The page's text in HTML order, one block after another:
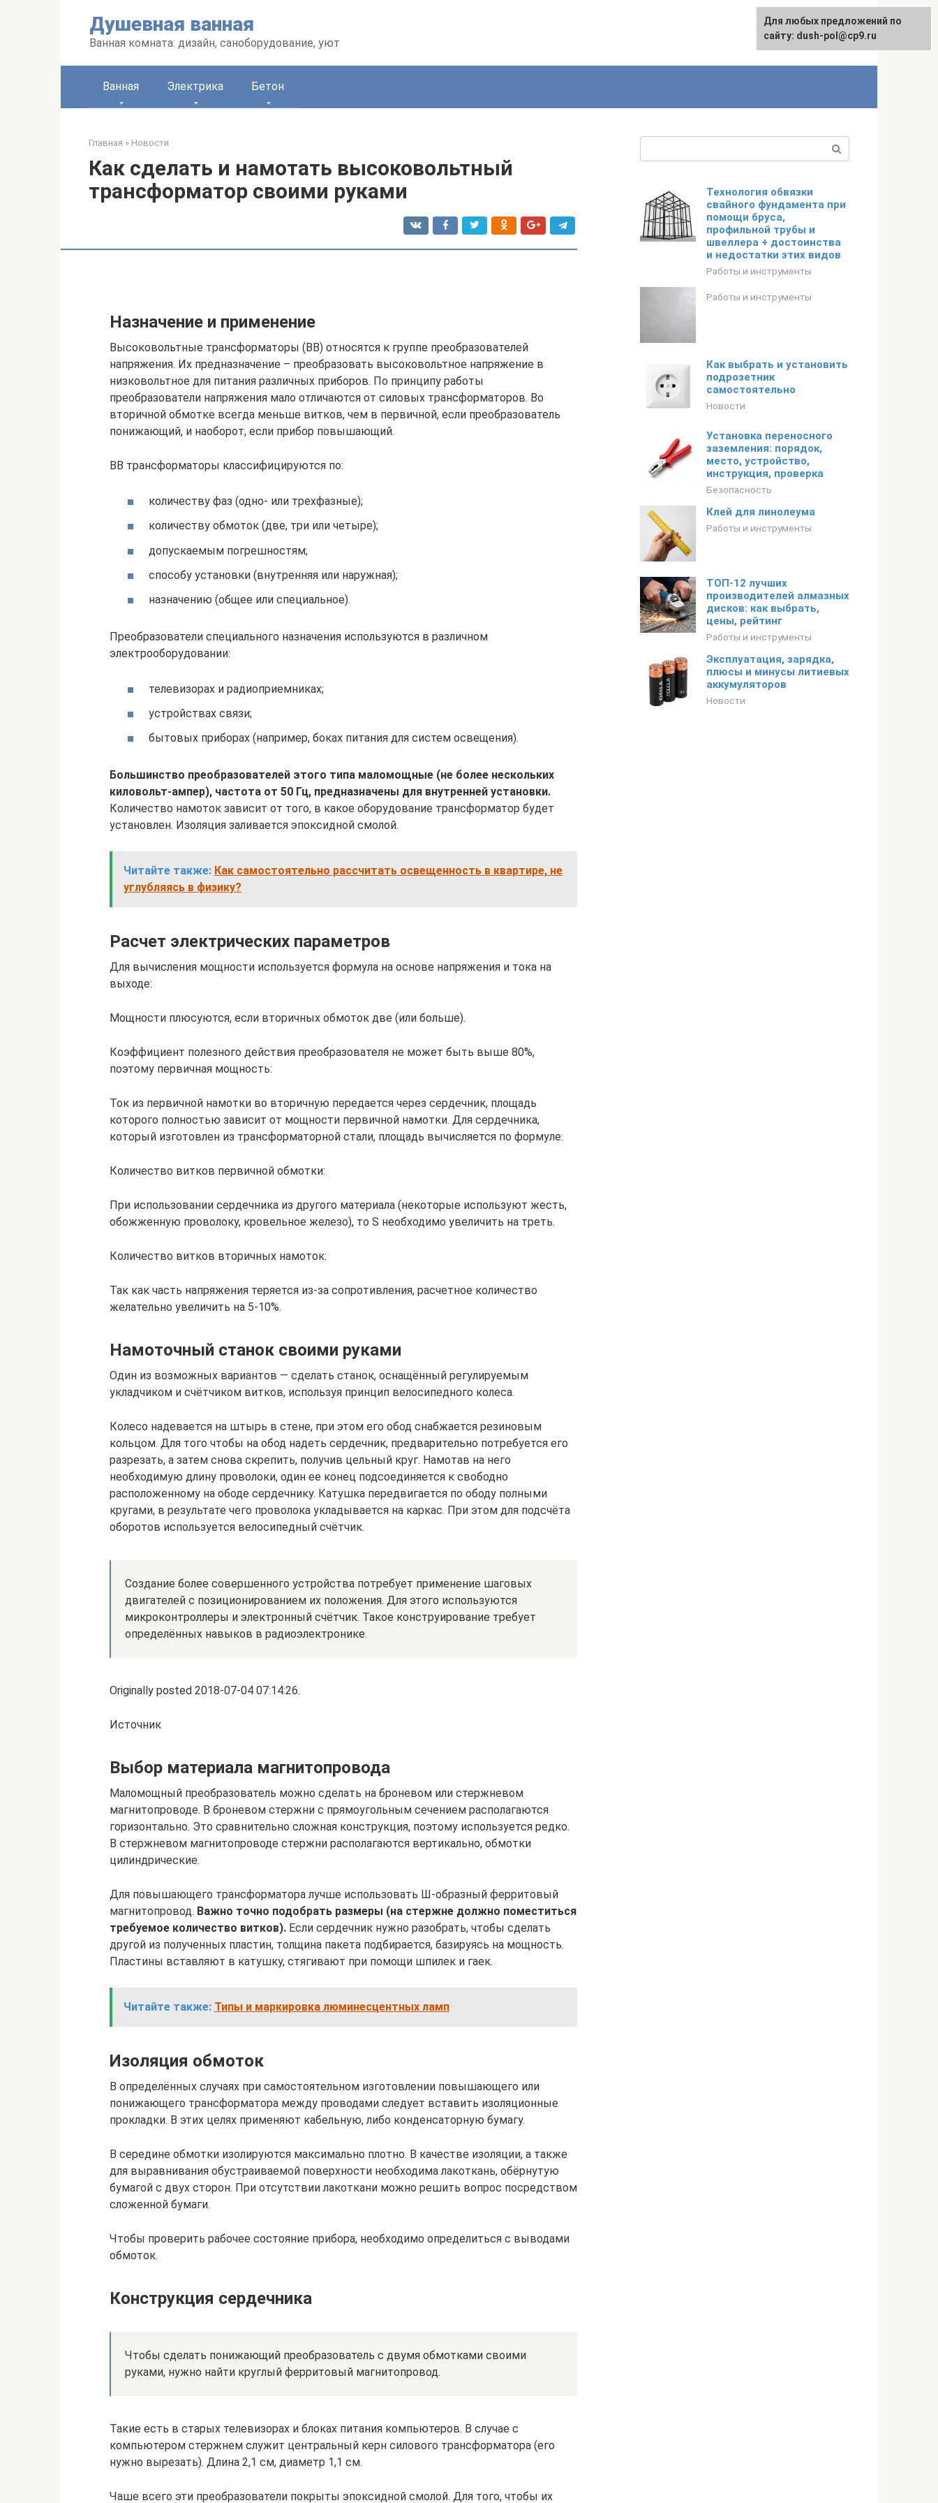
Душевная ванная
Ванная комната: дизайн, саноборудование, уют
Ванная Электрика Бетон
Главная » Новости
Как сделать и намотать высоковольтный
трансформатор своими руками
Назначение и применение
Высоковольтные трансформаторы (ВВ) относятся к группе преобразователей
напряжения. Их предназначение – преобразовать высоковольтное напряжение в
низковольтное для питания различных приборов. По принципу работы
преобразователи напряжения мало отличаются от силовых трансформаторов. Во
вторичной обмотке всегда меньше витков, чем в первичной, если преобразователь
понижающий, и наоборот, если прибор повышающий.
ВВ трансформаторы классифицируются по:
количеству фаз (одно- или трехфазные);
количеству обмоток (две, три или четыре);
допускаемым погрешностям;
способу установки (внутренняя или наружная);
назначению (общее или специальное).
Преобразователи специального назначения используются в различном
электрооборудовании:
телевизорах и радиоприемниках;
устройствах связи;
бытовых приборах (например, боках питания для систем освещения).
Большинство преобразователей этого типа маломощные (не более нескольких
киловольт-ампер), частота от 50 Гц, предназначены для внутренней установки.
Количество намоток зависит от того, в какое оборудование трансформатор будет
установлен. Изоляция заливается эпоксидной смолой.
Читайте также: Как самостоятельно рассчитать освещенность в квартире, не
углубляясь в физику?
Расчет электрических параметров
Для вычисления мощности используется формула на основе напряжения и тока на
выходе:
Мощности плюсуются, если вторичных обмоток две (или больше).
Коэффициент полезного действия преобразователя не может быть выше 80%,
поэтому первичная мощность:
Ток из первичной намотки во вторичную передается через сердечник, площадь
которого полностью зависит от мощности первичной намотки. Для сердечника,
который изготовлен из трансформаторной стали, площадь вычисляется по формуле:
Количество витков первичной обмотки:
При использовании сердечника из другого материала (некоторые используют жесть,
обожженную проволоку, кровельное железо), то S необходимо увеличить на треть.
Количество витков вторичных намоток:
Так как часть напряжения теряется из-за сопротивления, расчетное количество
желательно увеличить на 5-10%.
Намоточный станок своими руками
Один из возможных вариантов — сделать станок, оснащённый регулируемым
укладчиком и счётчиком витков, используя принцип велосипедного колеса.
Колесо надевается на штырь в стене, при этом его обод снабжается резиновым
кольцом. Для того чтобы на обод надеть сердечник, предварительно потребуется его
разрезать, а затем снова скрепить, получив цельный круг. Намотав на него
необходимую длину проволоки, один ее конец подсоединяется к свободно
расположенному на ободе сердечнику. Катушка передвигается по ободу полными
кругами, в результате чего проволока укладывается на каркас. При этом для подсчёта
оборотов используется велосипедный счётчик.
Создание более совершенного устройства потребует применение шаговых
двигателей с позиционированием их положения. Для этого используются
микроконтроллеры и электронный счётчик. Такое конструирование требует
определённых навыков в радиоэлектронике.
Originally posted 2018-07-04 07:14:26.
Источник
Выбор материала магнитопровода
Маломощный преобразователь можно сделать на броневом или стержневом
магнитопроводе. В броневом стержни с прямоугольным сечением располагаются
горизонтально. Это сравнительно сложная конструкция, поэтому используется редко.
В стержневом магнитопроводе стержни располагаются вертикально, обмотки
цилиндрические.
Для повышающего трансформатора лучше использовать Ш-образный ферритовый
магнитопровод. Важно точно подобрать размеры (на стержне должно поместиться
требуемое количество витков). Если сердечник нужно разобрать, чтобы сделать
другой из полученных пластин, толщина пакета подбирается, базируясь на мощность.
Пластины вставляют в катушку, стягивают при помощи шпилек и гаек.
Читайте также: Типы и маркировка люминесцентных ламп
Изоляция обмоток
В определённых случаях при самостоятельном изготовлении повышающего или
понижающего трансформатора между проводами следует вставить изоляционные
прокладки. В этих целях применяют кабельную, либо конденсаторную бумагу.
В середине обмотки изолируются максимально плотно. В качестве изоляции, а также
для выравнивания обустраиваемой поверхности необходима лакоткань, обёрнутую
бумагой с двух сторон. При отсутствии лакоткани можно решить вопрос посредством
сложенной бумаги.
Чтобы проверить рабочее состояние прибора, необходимо определиться с выводами
обмоток.
Конструкция сердечника
Чтобы сделать понижающий преобразователь с двумя обмотками своими
руками, нужно найти круглый ферритовый магнитопровод.
Такие есть в старых телевизорах и блоках питания компьютеров. В случае с
компьютером стержнем служит центральный керн силового трансформатора (его
нужно вырезать). Длина 2,1 см, диаметр 1,1 см.
Чаше всего эти преобразователи покрыты эпоксидной смолой. Для того, чтобы их
Технология обвязки
свайного фундамента при
помощи бруса,
профильной трубы и
швеллера + достоинства
и недостатки этих видов
Работы и инструменты
Работы и инструменты
Как выбрать и установить
подрозетник
самостоятельно
Новости
Установка переносного
заземления: порядок,
место, устройство,
инструкция, проверка
Безопасность
Клей для линолеума
Работы и инструменты
ТОП-12 лучших
производителей алмазных
дисков: как выбрать,
цены, рейтинг
Работы и инструменты
Эксплуатация, зарядка,
плюсы и минусы литиевых
аккумуляторов
Новости
Для любых предложений по
сайту: dush-pol@cp9.ru